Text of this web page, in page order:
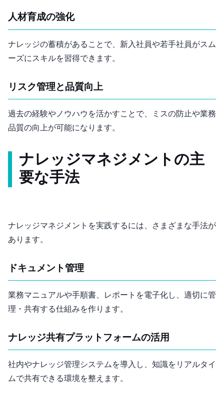
人材育成の強化
ナレッジの蓄積があることで、新入社員や若手社員がスム
ーズにスキルを習得できます。
リスク管理と品質向上
過去の経験やノウハウを活かすことで、ミスの防止や業務
品質の向上が可能になります。
ナレッジマネジメントの主
要な手法
ナレッジマネジメントを実践するには、さまざまな手法が
あります。
ドキュメント管理
業務マニュアルや手順書、レポートを電子化し、適切に管
理・共有する仕組みを作ります。
ナレッジ共有プラットフォームの活用
社内Wikiやナレッジ管理システムを導入し、知識をリアルタイ
ムで共有できる環境を整えます。